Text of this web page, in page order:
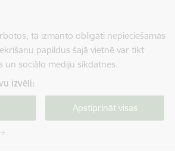
tā izmanto obligāti nepieciešamās
papildus šajā vietnē var tikt
un sociālo mediju sīkdatnes.
izvēli:
Apstiprināt visas